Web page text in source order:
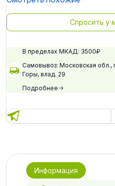
Спросить у
В пределах МКАД: 3500₽
Самовывоз: Московская обл.,
Горы, влад. 29
Подробнее
Информация